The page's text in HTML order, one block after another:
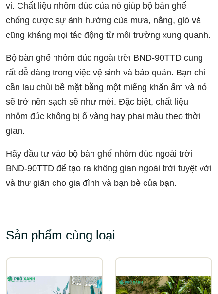
vi. Chất liệu nhôm đúc của nó giúp bộ bàn ghế
chống được sự ảnh hưởng của mưa, nắng, gió và
cũng kháng mọi tác động từ môi trường xung quanh.
Bộ bàn ghế nhôm đúc ngoài trời BND-90TTD cũng
rất dễ dàng trong việc vệ sinh và bảo quản. Bạn chỉ
cần lau chùi bề mặt bằng một miếng khăn ẩm và nó
sẽ trở nên sạch sẽ như mới. Đặc biệt, chất liệu
nhôm đúc không bị ố vàng hay phai màu theo thời
gian.
Hãy đầu tư vào bộ bàn ghế nhôm đúc ngoài trời
BND-90TTD để tạo ra không gian ngoài trời tuyệt vời
và thư giãn cho gia đình và bạn bè của bạn.
Sản phẩm cùng loại